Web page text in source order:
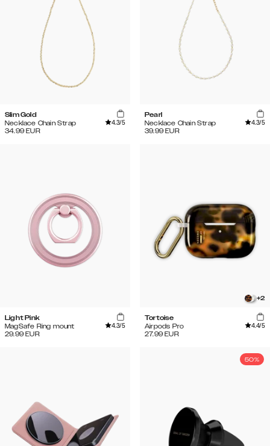
Slim Gold
Necklace Chain Strap
4.3/5
34.99 EUR
Pearl
Necklace Chain Strap
4.3/5
39.99 EUR
Light Pink
MagSafe Ring mount
4.3/5
29.99 EUR
+2
Tortoise
Airpods Pro
4.4/5
27.99 EUR
50%